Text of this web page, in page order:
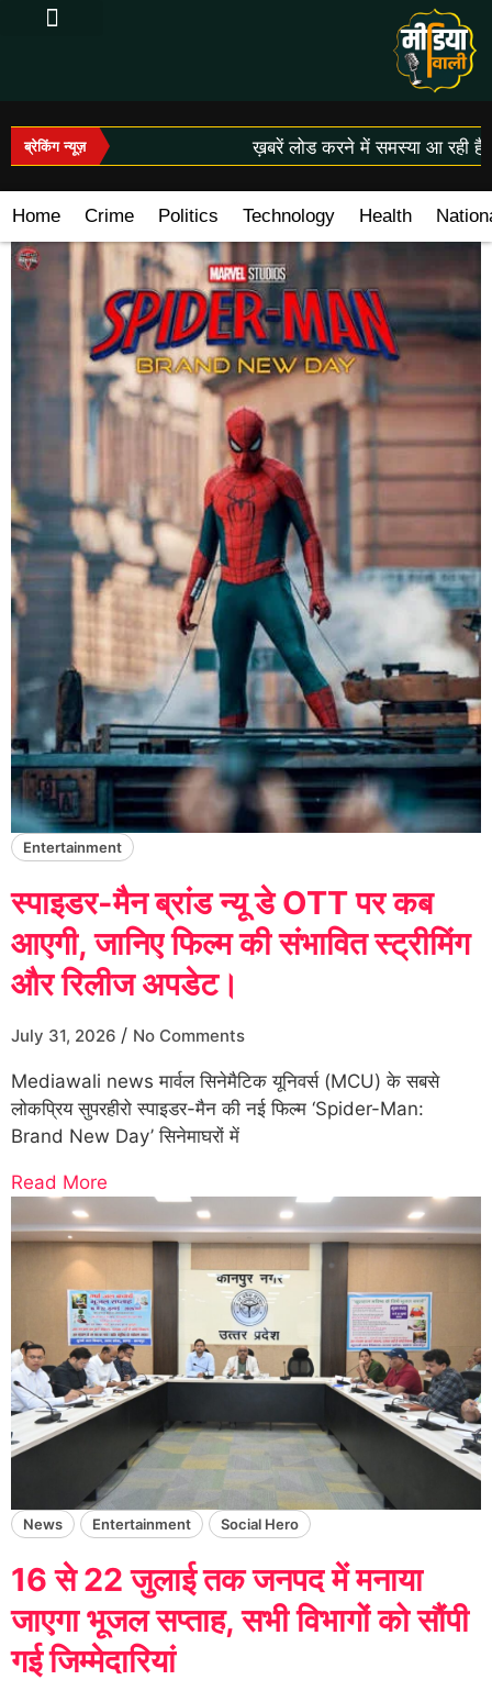
ब्रेकिंग न्यूज़ ख़बरें लोड करने में समस्या आ रही है।
Home Crime Politics Technology Health
Entertainment
स्पाइडर-मैन ब्रांड न्यू डे OTT पर कब
आएगी, जानिए फिल्म की संभावित स्ट्रीमिंग
और रिलीज अपडेट।
July 31, 2026 / No Comments
Mediawali news मार्वल सिनेमैटिक यूनिवर्स (MCU) के सबसे
लोकप्रिय सुपरहीरो स्पाइडर-मैन की नई फिल्म ‘Spider-Man:
Brand New Day’ सिनेमाघरों में
Read More
News Entertainment Social Hero
16 से 22 जुलाई तक जनपद में मनाया
जाएगा भूजल सप्ताह, सभी विभागों को सौंपी
गई जिम्मेदारियां